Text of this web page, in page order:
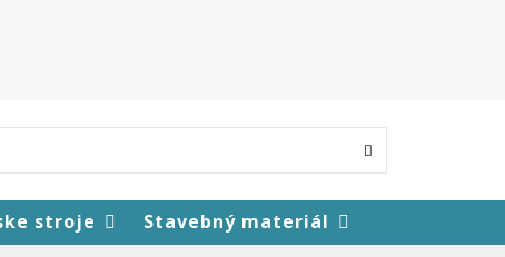
stroje Stavebný materiál